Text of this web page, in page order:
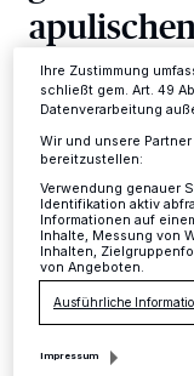
Unita)
Kreis ·
Ermittler
Westfalen (LKA
auf Ersuchen der
den
italienischen
29.12.2015 , 14:28
Ihre Einstellungen
Informationen finden
Ihre Zustimmung
schließt gem. Art. 49
Datenverarbeitung
Wir und unsere
bereitzustellen:
Verwendung genauer
Identifikation aktiv
Informationen auf
Inhalte, Messung von
Inhalten,
von Angeboten.
Ausführliche
Impressum